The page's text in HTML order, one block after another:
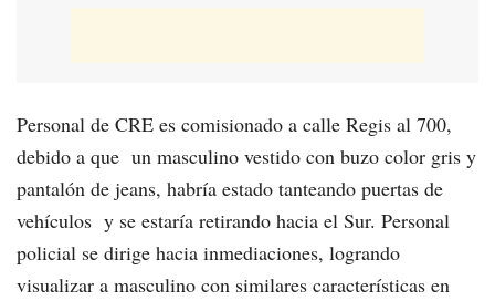
Personal de CRE es comisionado a calle Regis al 700,
debido a que un masculino vestido con buzo color gris y
pantalón de jeans, habría estado tanteando puertas de
vehículos y se estaría retirando hacia el Sur. Personal
policial se dirige hacia inmediaciones, logrando
visualizar a masculino con similares características en